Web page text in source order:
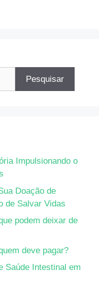
Pesquisar
Impulsionando o
Doação de
de Salvar Vidas
podem deixar de
deve pagar?
Saúde Intestinal em